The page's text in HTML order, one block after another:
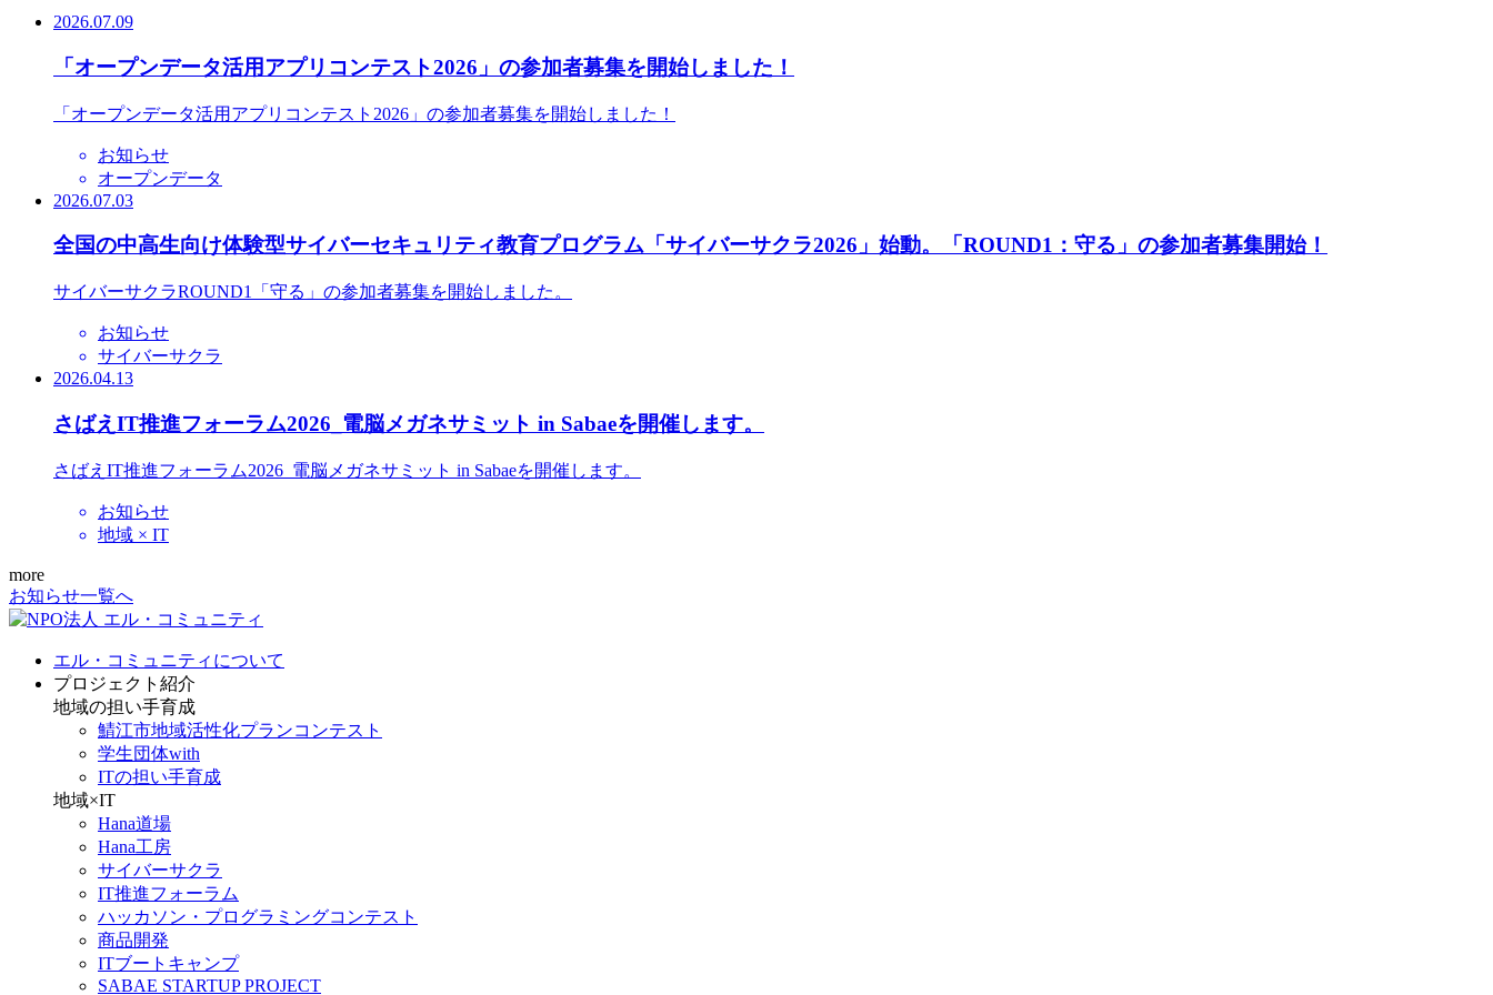
2026.07.09
「オープンデータ活用アプリコンテスト2026」の参加者募集を開始しました！
「オープンデータ活用アプリコンテスト2026」の参加者募集を開始しました！
お知らせ
オープンデータ
2026.07.03
全国の中高生向け体験型サイバーセキュリティ教育プログラム「サイバーサクラ2026」始動。「ROUND1：守る」の参加者募集開始！
サイバーサクラROUND1「守る」の参加者募集を開始しました。
お知らせ
サイバーサクラ
2026.04.13
さばえIT推進フォーラム2026_電脳メガネサミット in Sabaeを開催します。
さばえIT推進フォーラム2026_電脳メガネサミット in Sabaeを開催します。
お知らせ
地域 × IT
more
お知らせ一覧へ
エル・コミュニティについて
プロジェクト紹介
地域の担い手育成
鯖江市地域活性化プランコンテスト
学生団体with
ITの担い手育成
地域×IT
Hana道場
Hana工房
サイバーサクラ
IT推進フォーラム
ハッカソン・プログラミングコンテスト
商品開発
ITブートキャンプ
SABAE STARTUP PROJECT